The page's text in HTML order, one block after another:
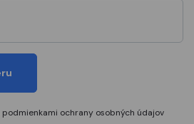
podmienkami ochrany osobných údajov